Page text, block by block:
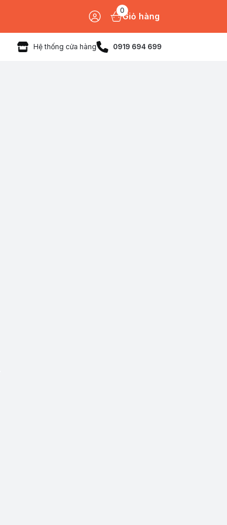
0
Giỏ hàng
Hệ thống cửa hàng 0919 694 699